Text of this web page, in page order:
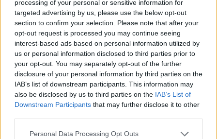
processing of your personal or sensitive information for
targeted advertising by us, please use the below opt-out
section to confirm your selection. Please note that after your
opt-out request is processed you may continue seeing
interest-based ads based on personal information utilized by
us or personal information disclosed to third parties prior to
your opt-out. You may separately opt-out of the further
disclosure of your personal information by third parties on the
IAB’s list of downstream participants. This information may
also be disclosed by us to third parties on the IAB’s List of
Downstream Participants that may further disclose it to other
Personal Data Processing Opt Outs
DOWNLOAD QR 🠋
Condividi:
WhatsApp
Telegram
Stampa